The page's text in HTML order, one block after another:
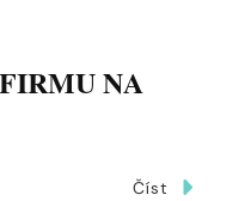
NA
Číst